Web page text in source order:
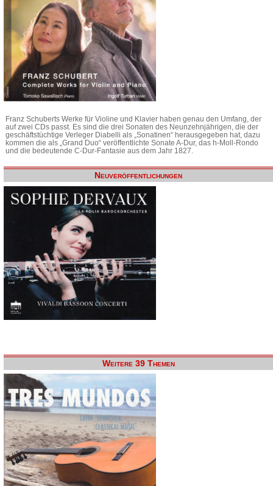
Franz Schuberts Werke für Violine und Klavier haben genau den Umfang, der
auf zwei CDs passt. Es sind die drei Sonaten des Neunzehnjährigen, die der
geschäftstüchtige Verleger Diabelli als „Sonatinen“ herausgegeben hat, dazu
kommen die als „Grand Duo“ veröffentlichte Sonate A-Dur, das h-Moll-Rondo
und die bedeutende C-Dur-Fantasie aus dem Jahr 1827.
Neuveröffentlichungen
Weitere 39 Themen